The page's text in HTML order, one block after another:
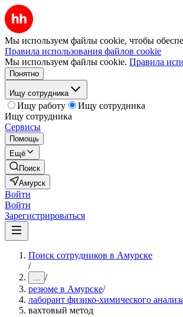
Мы используем файлы cookie, чтобы
Правила использования файлов cookie
Мы используем файлы cookie. Правила
Понятно
Ищу сотрудника
Ищу работу
Ищу сотрудника
Ищу сотрудника
Сервисы
Помощь
Ещё
Поиск
Амурск
Войти
Войти
Зарегистрироваться
Поиск сотрудников в Амурске
/
... /
резюме в Амурске/
лаборант физико-химического
вахтовый метод